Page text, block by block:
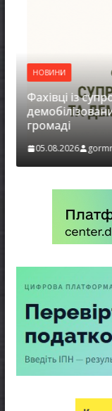
НОВИНИ
Фахівці із
громаді
05.08.2026